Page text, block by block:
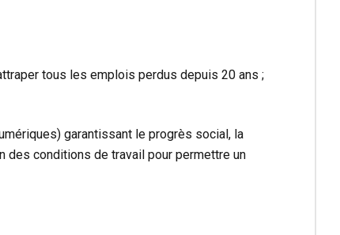
tous les emplois perdus depuis 20 ans ;
garantissant le progrès social, la
des conditions de travail pour permettre un